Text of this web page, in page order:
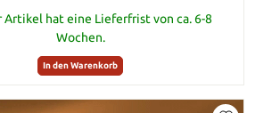
Artikel hat eine Lieferfrist von ca. 6-8
Wochen.
In den Warenkorb